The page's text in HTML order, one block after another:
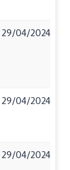
29/04/2024
29/04/2024
29/04/2024